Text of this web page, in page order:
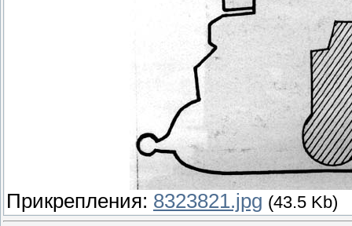
Прикрепления: 8323821.jpg (43.5 Kb)